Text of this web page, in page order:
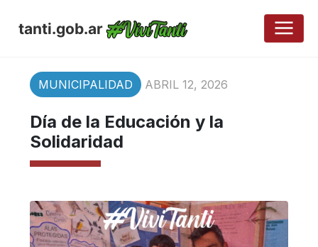
tanti.gob.ar
MUNICIPALIDAD ABRIL 12, 2026
Día de la Educación y la
Solidaridad